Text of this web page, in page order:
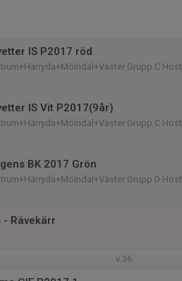
IS P2017 röd
Grupp C Höst
IS Vit P2017(9år)
Grupp C Höst
BK 2017 Grön
Grupp D Höst
Rävekärr
v.36